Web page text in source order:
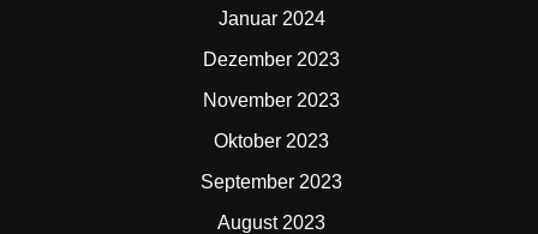
Januar 2024
Dezember 2023
November 2023
Oktober 2023
September 2023
August 2023